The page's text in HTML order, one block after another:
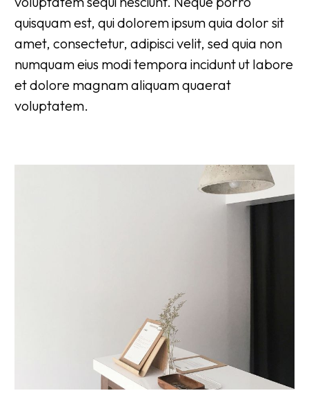
quisquam est, qui dolorem ipsum quia dolor sit
amet, consectetur, adipisci velit, sed quia non
numquam eius modi tempora incidunt ut labore
et dolore magnam aliquam quaerat
voluptatem.